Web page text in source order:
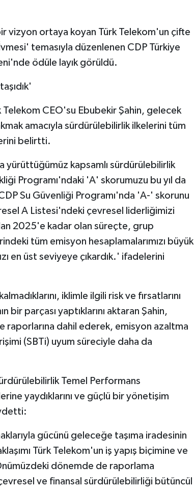
vizyon ortaya koyan Türk Telekom'un çifte
temasıyla düzenlenen CDP Türkiye
ödüle layık görüldü.
CEO'su Ebubekir Şahin, gelecek
amacıyla sürdürülebilirlik ilkelerini tüm
belirtti.
yürüttüğümüz kapsamlı sürdürülebilirlik
Programı'ndaki 'A' skorumuzu bu yıl da
Su Güvenliği Programı'nda 'A-' skorunu
A Listesi'ndeki çevresel liderliğimizi
2025'e kadar olan süreçte, grup
tüm emisyon hesaplamalarımızı büyük
en üst seviyeye çıkardık.' ifadelerini
iklimle ilgili risk ve fırsatlarını
bir parçası yaptıklarını aktaran Şahin,
raporlarına dahil ederek, emisyon azaltma
(SBTi) uyum süreciyle daha da
Temel Performans
yaydıklarını ve güçlü bir yönetişim
gücünü geleceğe taşıma iradesinin
Türk Telekom'un iş yapış biçimine ve
dönemde de raporlama
ve finansal sürdürülebilirliği bütüncül